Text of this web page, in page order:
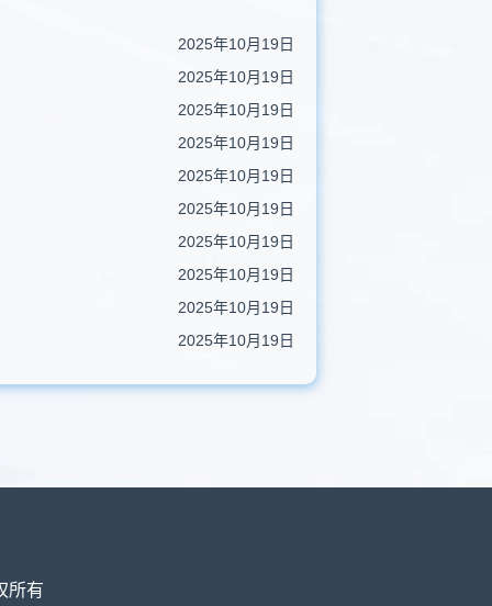
2025年10月19日
2025年10月19日
2025年10月19日
2025年10月19日
2025年10月19日
2025年10月19日
2025年10月19日
2025年10月19日
2025年10月19日
2025年10月19日
所有